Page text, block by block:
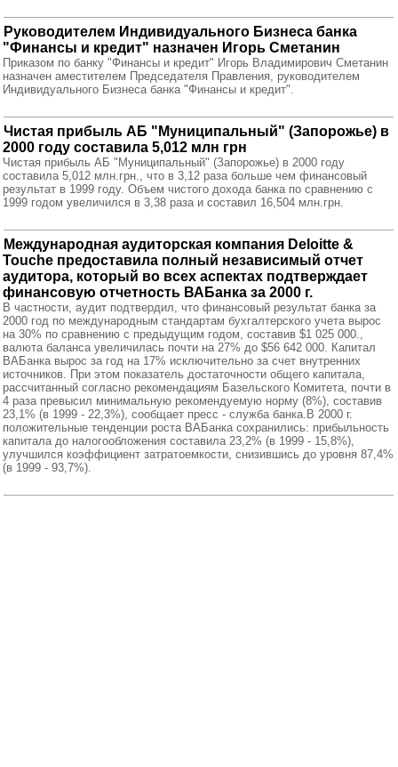
Руководителем Индивидуального Бизнеса банка
"Финансы и кредит" назначен Игорь Сметанин
Приказом по банку "Финансы и кредит" Игорь Владимирович Сметанин
назначен аместителем Председателя Правления, руководителем
Индивидуального Бизнеса банка "Финансы и кредит".
Чистая прибыль АБ "Муниципальный" (Запорожье) в
2000 году составила 5,012 млн грн
Чистая прибыль АБ "Муниципальный" (Запорожье) в 2000 году
составила 5,012 млн.грн., что в 3,12 раза больше чем финансовый
результат в 1999 году. Объем чистого дохода банка по сравнению с
1999 годом увеличился в 3,38 раза и составил 16,504 млн.грн.
Международная аудиторская компания Deloitte &
Touche предоставила полный независимый отчет
аудитора, который во всех аспектах подтверждает
финансовую отчетность ВАБанка за 2000 г.
В частности, аудит подтвердил, что финансовый результат банка за
2000 год по международным стандартам бухгалтерского учета вырос
на 30% по сравнению с предыдущим годом, составив $1 025 000.,
валюта баланса увеличилась почти на 27% до $56 642 000. Капитал
ВАБанка вырос за год на 17% исключительно за счет внутренних
источников. При этом показатель достаточности общего капитала,
рассчитанный согласно рекомендациям Базельского Комитета, почти в
4 раза превысил минимальную рекомендуемую норму (8%), составив
23,1% (в 1999 - 22,3%), сообщает пресс - служба банка.В 2000 г.
положительные тенденции роста ВАБанка сохранились: прибыльность
капитала до налогообложения составила 23,2% (в 1999 - 15,8%),
улучшился коэффициент затратоемкости, снизившись до уровня 87,4%
(в 1999 - 93,7%).